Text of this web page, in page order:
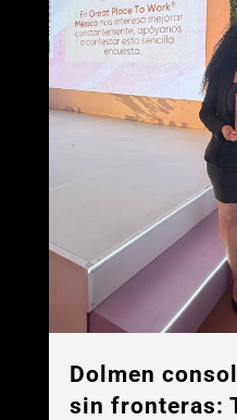
Dolmen
sin fronteras: